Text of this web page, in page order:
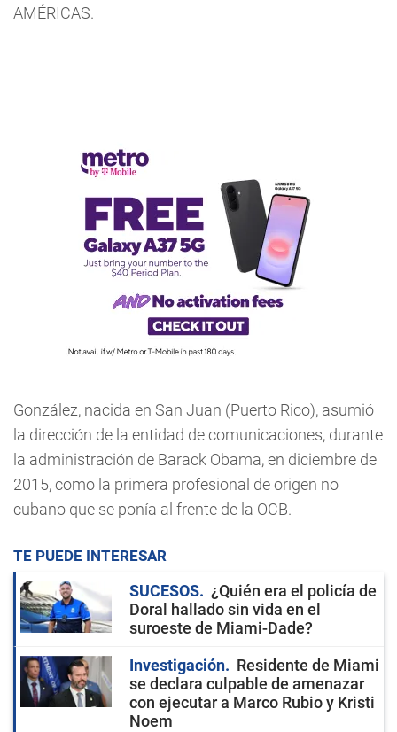
AMÉRICAS.
González, nacida en San Juan (Puerto Rico), asumió
la dirección de la entidad de comunicaciones, durante
la administración de Barack Obama, en diciembre de
2015, como la primera profesional de origen no
cubano que se ponía al frente de la OCB.
TE PUEDE INTERESAR
SUCESOS
¿Quién era el policía de
Doral hallado sin vida en el
suroeste de Miami-Dade?
Investigación
Residente de Miami
se declara culpable de amenazar
con ejecutar a Marco Rubio y Kristi
Noem